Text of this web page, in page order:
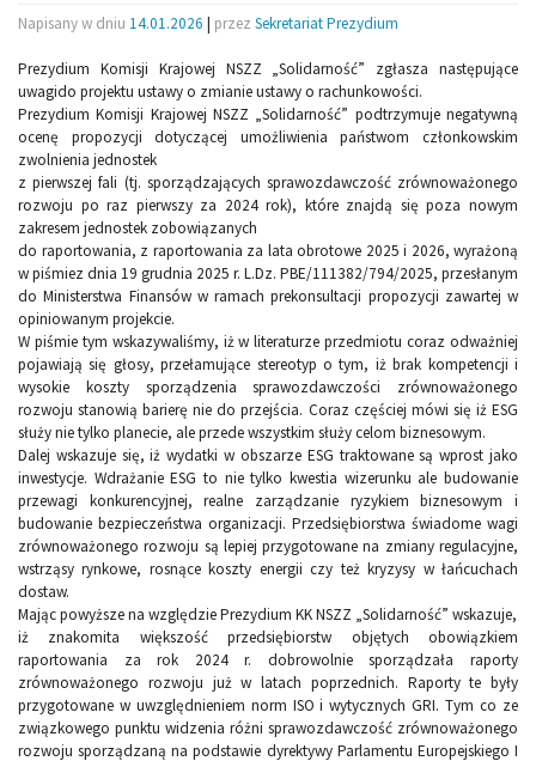
Napisany w dniu 14.01.2026 | przez Sekretariat Prezydium
Prezydium Komisji Krajowej NSZZ „Solidarność” zgłasza następujące
uwagido projektu ustawy o zmianie ustawy o rachunkowości.
Prezydium Komisji Krajowej NSZZ „Solidarność” podtrzymuje negatywną
ocenę propozycji dotyczącej umożliwienia państwom członkowskim
zwolnienia jednostek
z pierwszej fali (tj. sporządzających sprawozdawczość zrównoważonego
rozwoju po raz pierwszy za 2024 rok), które znajdą się poza nowym
zakresem jednostek zobowiązanych
do raportowania, z raportowania za lata obrotowe 2025 i 2026, wyrażoną
w piśmiez dnia 19 grudnia 2025 r. L.Dz. PBE/111382/794/2025, przesłanym
do Ministerstwa Finansów w ramach prekonsultacji propozycji zawartej w
opiniowanym projekcie.
W piśmie tym wskazywaliśmy, iż w literaturze przedmiotu coraz odważniej
pojawiają się głosy, przełamujące stereotyp o tym, iż brak kompetencji i
wysokie koszty sporządzenia sprawozdawczości zrównoważonego
rozwoju stanowią barierę nie do przejścia. Coraz częściej mówi się iż ESG
służy nie tylko planecie, ale przede wszystkim służy celom biznesowym.
Dalej wskazuje się, iż wydatki w obszarze ESG traktowane są wprost jako
inwestycje. Wdrażanie ESG to nie tylko kwestia wizerunku ale budowanie
przewagi konkurencyjnej, realne zarządzanie ryzykiem biznesowym i
budowanie bezpieczeństwa organizacji. Przedsiębiorstwa świadome wagi
zrównoważonego rozwoju są lepiej przygotowane na zmiany regulacyjne,
wstrząsy rynkowe, rosnące koszty energii czy też kryzysy w łańcuchach
dostaw.
Mając powyższe na względzie Prezydium KK NSZZ „Solidarność” wskazuje,
iż znakomita większość przedsiębiorstw objętych obowiązkiem
raportowania za rok 2024 r. dobrowolnie sporządzała raporty
zrównoważonego rozwoju już w latach poprzednich. Raporty te były
przygotowane w uwzględnieniem norm ISO i wytycznych GRI. Tym co ze
związkowego punktu widzenia różni sprawozdawczość zrównoważonego
rozwoju sporządzaną na podstawie dyrektywy Parlamentu Europejskiego I